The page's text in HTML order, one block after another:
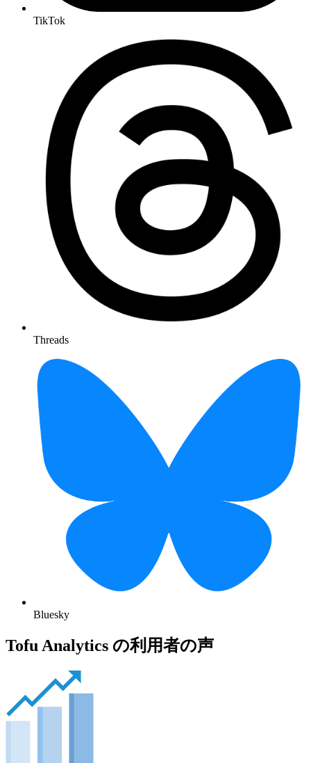
TikTok
Threads
Bluesky
Tofu Analytics の利用者の声